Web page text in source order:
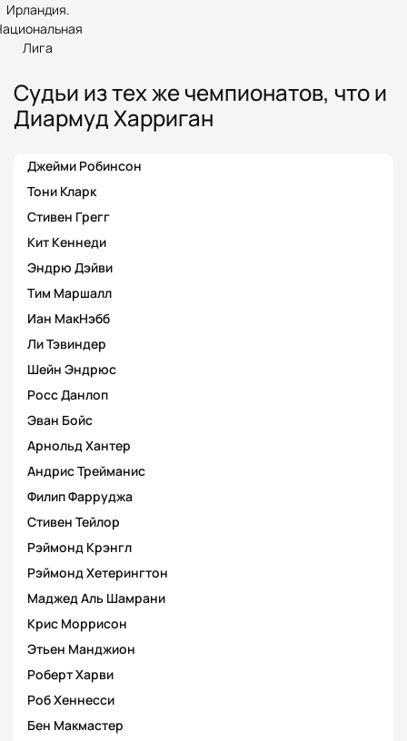
Ирландия.
Лига
Судьи из тех же чемпионатов, что и
Диармуд Харриган
Джейми Робинсон
Тони Кларк
Стивен Грегг
Кит Кеннеди
Эндрю Дэйви
Тим Маршалл
Иан МакНэбб
Ли Тэвиндер
Шейн Эндрюс
Росс Данлоп
Эван Бойс
Арнольд Хантер
Андрис Трейманис
Филип Фарруджа
Стивен Тейлор
Рэймонд Крэнгл
Рэймонд Хетерингтон
Маджед Аль Шамрани
Крис Моррисон
Этьен Манджион
Роберт Харви
Роб Хеннесси
Бен Макмастер